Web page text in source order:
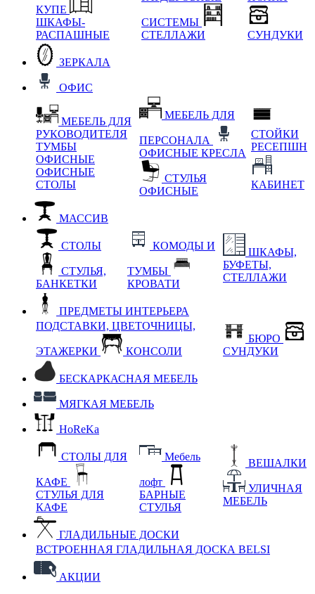
КУПЕ
ШКАФЫ-
РАСПАШНЫЕ
СИСТЕМЫ
СТЕЛЛАЖИ
СУНДУКИ
ЗЕРКАЛА
ОФИС
МЕБЕЛЬ ДЛЯ
РУКОВОДИТЕЛЯ
ТУМБЫ
ОФИСНЫЕ
ОФИСНЫЕ
СТОЛЫ
МЕБЕЛЬ ДЛЯ
ПЕРСОНАЛА
ОФИСНЫЕ КРЕСЛА
СТУЛЬЯ
ОФИСНЫЕ
СТОЙКИ
РЕСЕПШН
КАБИНЕТ
МАССИВ
СТОЛЫ
СТУЛЬЯ,
БАНКЕТКИ
КОМОДЫ И
ТУМБЫ
КРОВАТИ
ШКАФЫ,
БУФЕТЫ,
СТЕЛЛАЖИ
ПРЕДМЕТЫ ИНТЕРЬЕРА
ПОДСТАВКИ, ЦВЕТОЧНИЦЫ,
ЭТАЖЕРКИ КОНСОЛИ
БЮРО
СУНДУКИ
БЕСКАРКАСНАЯ МЕБЕЛЬ
МЯГКАЯ МЕБЕЛЬ
HoReKa
СТОЛЫ ДЛЯ
КАФЕ
СТУЛЬЯ ДЛЯ
КАФЕ
Мебель
лофт
БАРНЫЕ
СТУЛЬЯ
ВЕШАЛКИ
УЛИЧНАЯ
МЕБЕЛЬ
ГЛАДИЛЬНЫЕ ДОСКИ
ВСТРОЕННАЯ ГЛАДИЛЬНАЯ ДОСКА BELSI
АКЦИИ